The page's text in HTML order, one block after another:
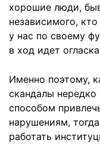
хорошие люди,
независимого,
у нас по своему
в ход идет
Именно поэтому,
скандалы нередко
способом
нарушениям,
работать